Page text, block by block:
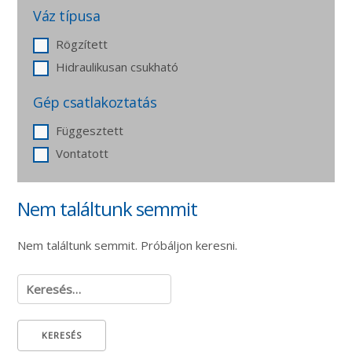
Váz típusa
Rögzített
Hidraulikusan csukható
Gép csatlakoztatás
Függesztett
Vontatott
Nem találtunk semmit
Nem találtunk semmit. Próbáljon keresni.
Keresés: